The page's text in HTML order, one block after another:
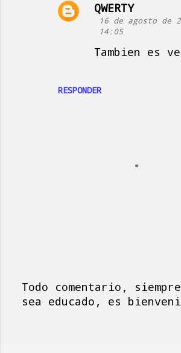
RESPONDER
QWERTY
16 de agosto de
14:05
Tambien es
P
Todo comentario,
sea educado, es